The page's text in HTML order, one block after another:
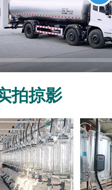
Seek
拍掠影